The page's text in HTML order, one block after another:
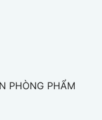
PHÒNG PHẨM